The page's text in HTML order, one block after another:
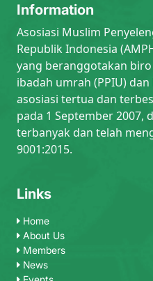
Information
Asosiasi Muslim
Republik Indonesia
yang beranggotakan
ibadah umrah (PPIU)
asosiasi tertua dan
pada 1 September 2007,
terbanyak dan telah
9001:2015.
Links
Home
About Us
Members
News